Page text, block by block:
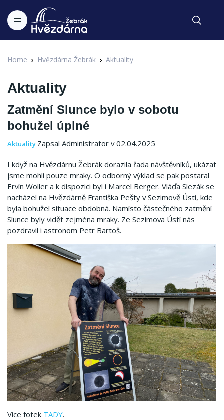
Home Hvězdárna Žebrák Aktuality
Aktuality
Zatmění Slunce bylo v sobotu
bohužel úplné
Aktuality Zapsal Administrator v 02.04.2025
I když na Hvězdárnu Žebrák dorazila řada návštěvníků, ukázat
jsme mohli pouze mraky. O odborný výklad se pak postaral
Ervín Woller a k dispozici byl i Marcel Berger. Vláďa Slezák se
nacházel na Hvězdárně Františka Pešty v Sezimově Ústí, kde
byla bohužel situace obdobná. Namísto částečného zatmění
Slunce byly vidět zejména mraky. Ze Sezimova Ústí nás
pozdravil i astronom Petr Bartoš.
Více fotek TADY.